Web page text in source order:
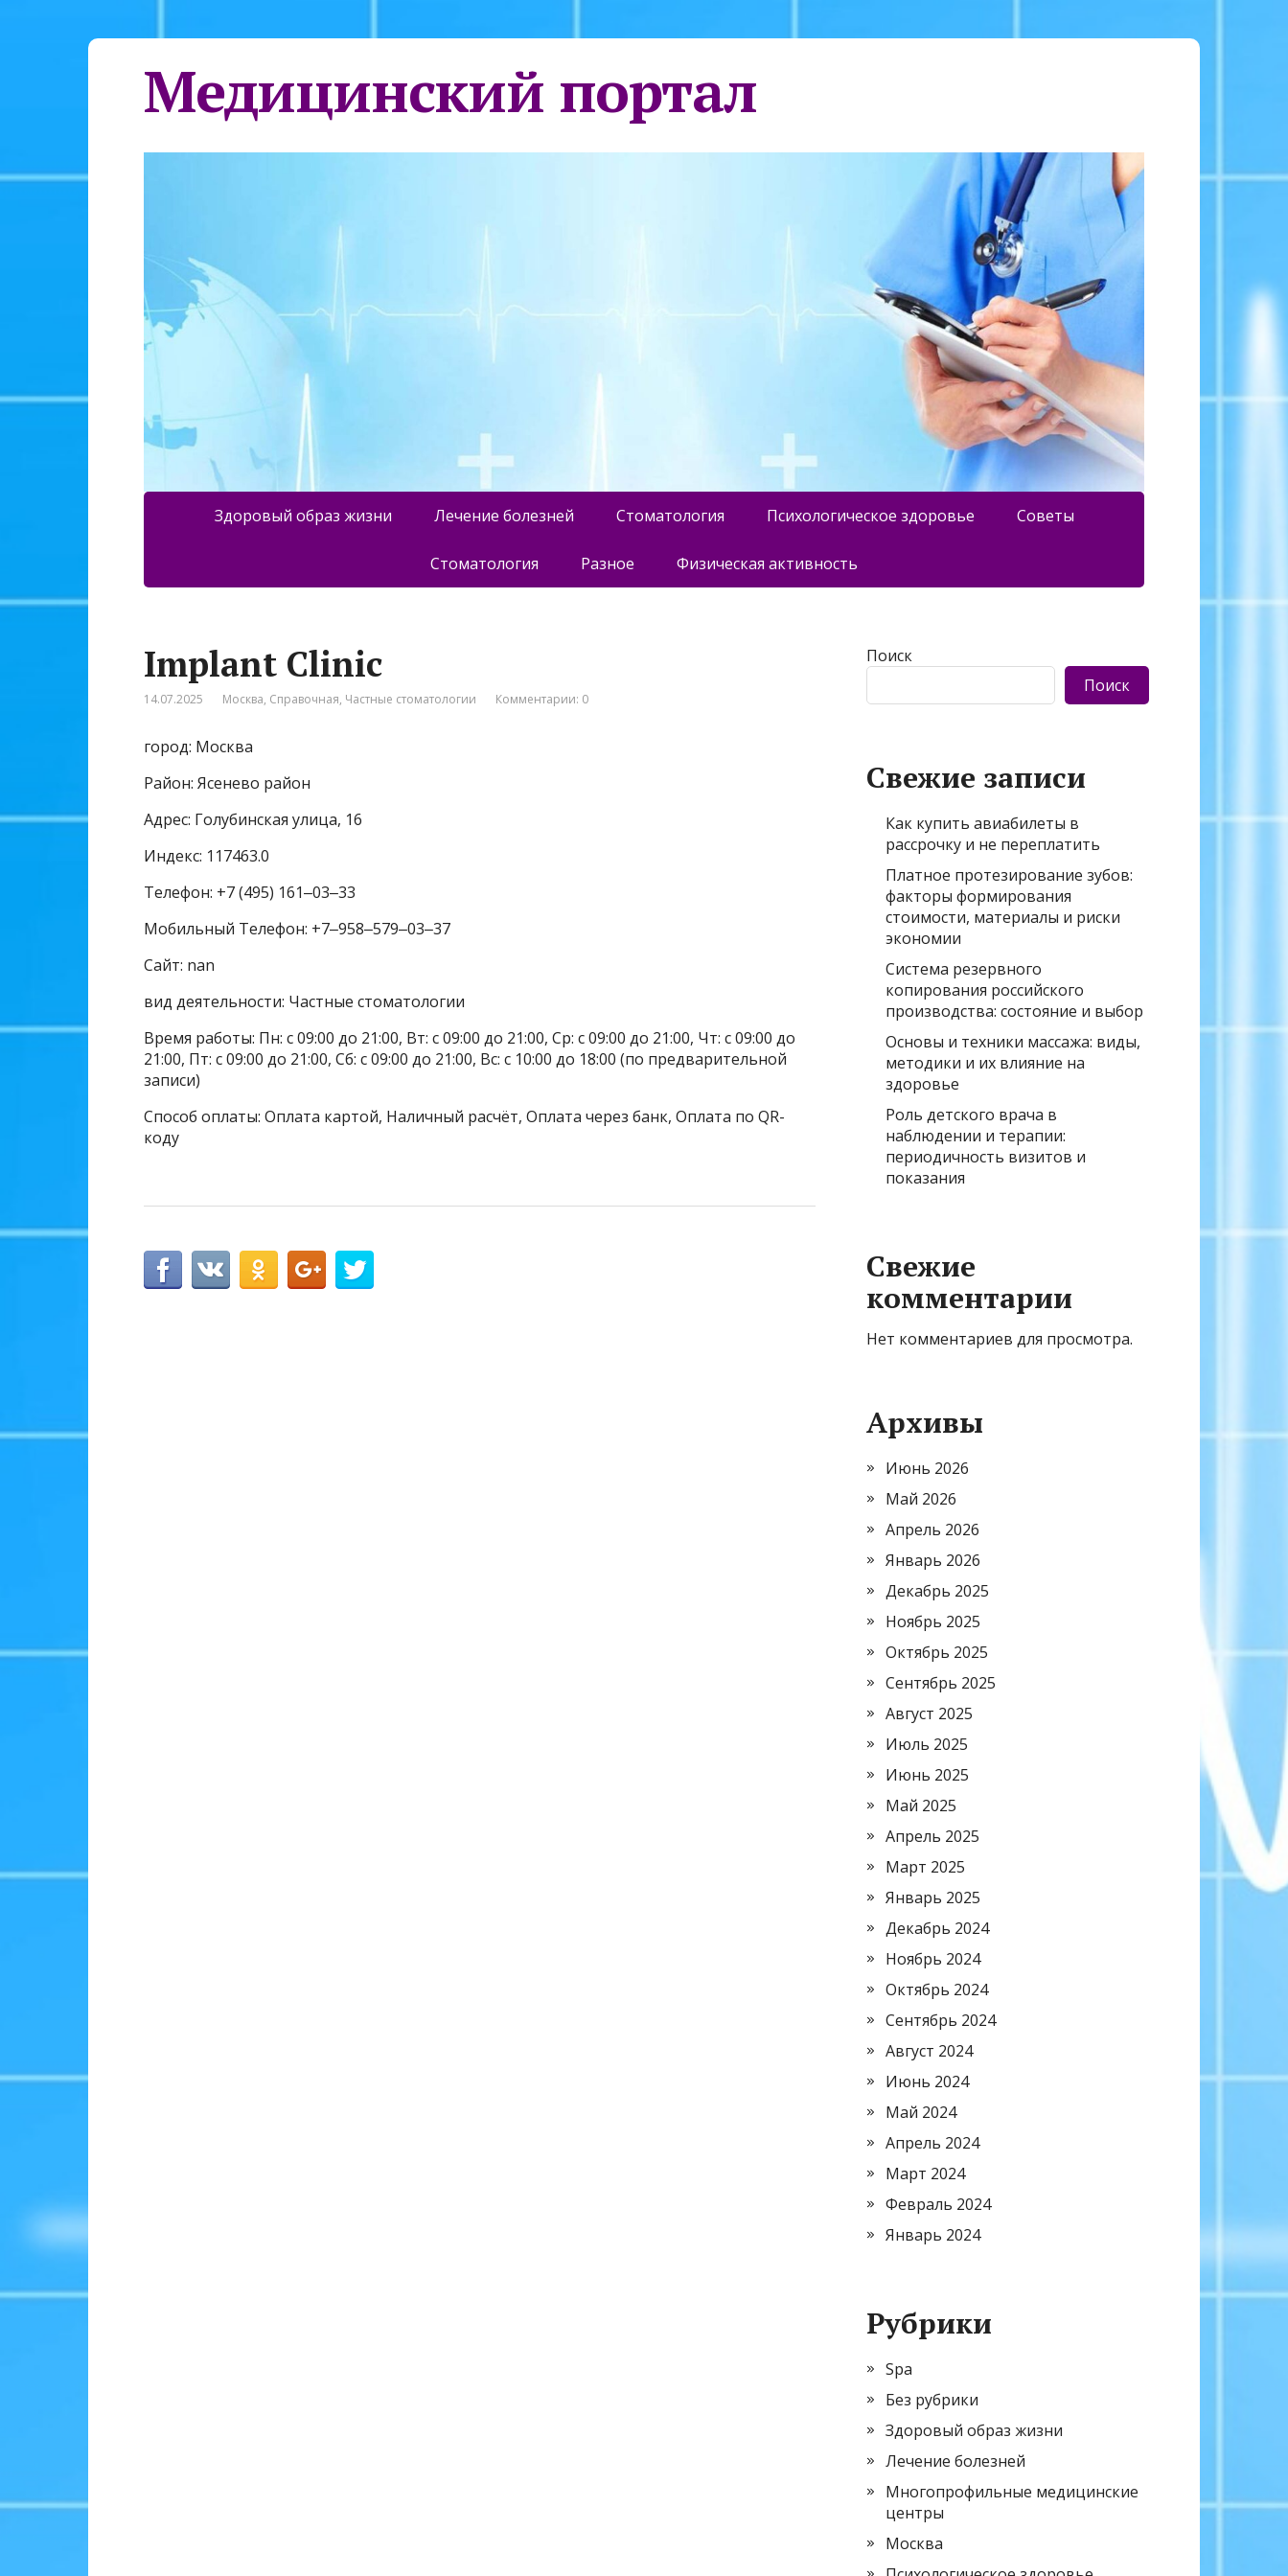
Медицинский портал
Здоровый образ жизни Лечение болезней Стоматология Психологическое здоровье Советы
Стоматология Разное Физическая активность
Implant Clinic
14.07.2025 Москва, Справочная, Частные стоматологии Комментарии: 0
город: Москва
Район: Ясенево район
Адрес: Голубинская улица, 16
Индекс: 117463.0
Телефон: +7 (495) 161‒03‒33
Мобильный Телефон: +7‒958‒579‒03‒37
Сайт: nan
вид деятельности: Частные стоматологии
Время работы: Пн: с 09:00 до 21:00, Вт: с 09:00 до 21:00, Ср: с 09:00 до 21:00, Чт: с 09:00 до
21:00, Пт: с 09:00 до 21:00, Сб: с 09:00 до 21:00, Вс: с 10:00 до 18:00 (по предварительной
записи)
Способ оплаты: Оплата картой, Наличный расчёт, Оплата через банк, Оплата по QR-
коду
Поиск
Поиск
Свежие записи
Как купить авиабилеты в
рассрочку и не переплатить
Платное протезирование зубов:
факторы формирования
стоимости, материалы и риски
экономии
Система резервного
копирования российского
производства: состояние и выбор
Основы и техники массажа: виды,
методики и их влияние на
здоровье
Роль детского врача в
наблюдении и терапии:
периодичность визитов и
показания
Свежие
комментарии
Нет комментариев для просмотра.
Архивы
Июнь 2026
Май 2026
Апрель 2026
Январь 2026
Декабрь 2025
Ноябрь 2025
Октябрь 2025
Сентябрь 2025
Август 2025
Июль 2025
Июнь 2025
Май 2025
Апрель 2025
Март 2025
Январь 2025
Декабрь 2024
Ноябрь 2024
Октябрь 2024
Сентябрь 2024
Август 2024
Июнь 2024
Май 2024
Апрель 2024
Март 2024
Февраль 2024
Январь 2024
Рубрики
Spa
Без рубрики
Здоровый образ жизни
Лечение болезней
Многопрофильные медицинские
центры
Москва